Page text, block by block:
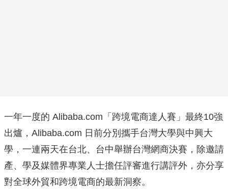
一年一度的 Alibaba.com「跨境電商達人賽」最終10強
出爐，Alibaba.com 日前分別攜手台灣大學與中興大
學，一連兩天在台北、 台中舉辦台灣網商決賽，除邀請
產、學及媒體界專業人士擔任評審進行講評外， 亦分享
對全球外貿和跨境電商的最新洞察。